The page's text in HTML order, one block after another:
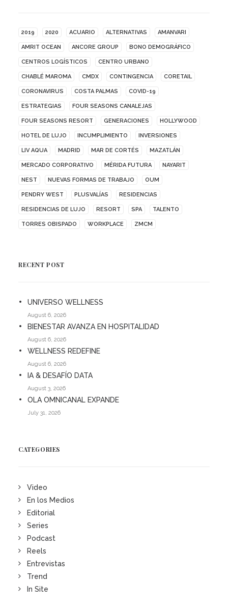
2019 2020 ACUARIO ALTERNATIVAS AMANVARI
AMRIT OCEAN ANCORE GROUP BONO DEMOGRÁFICO
CENTROS LOGÍSTICOS CENTRO URBANO
CHABLÉ MAROMA CMDX CONTINGENCIA CORETAIL
CORONAVIRUS COSTA PALMAS COVID-19
ESTRATEGIAS FOUR SEASONS CANALEJAS
FOUR SEASONS RESORT GENERACIONES HOLLYWOOD
HOTEL DE LUJO INCUMPLIMIENTO INVERSIONES
LIV AQUA MADRID MAR DE CORTÉS MAZATLÁN
MERCADO CORPORATIVO MÉRIDA FUTURA NAYARIT
NEST NUEVAS FORMAS DE TRABAJO OUM
PENDRY WEST PLUSVALÍAS RESIDENCIAS
RESIDENCIAS DE LUJO RESORT SPA TALENTO
TORRES OBISPADO WORKPLACE ZMCM
RECENT POST
UNIVERSO WELLNESS
August 6, 2026
BIENESTAR AVANZA EN HOSPITALIDAD
August 6, 2026
WELLNESS REDEFINE
August 6, 2026
IA & DESAFÍO DATA
August 3, 2026
OLA OMNICANAL EXPANDE
July 31, 2026
CATEGORIES
Video
En los Medios
Editorial
Series
Podcast
Reels
Entrevistas
Trend
In Site